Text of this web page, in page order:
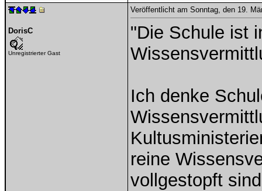
DorisC
Unregistrierter Gast
Veröffentlicht am Sonntag, den 19.
"Die Schule ist
Ich denke
reine
vollgestopft